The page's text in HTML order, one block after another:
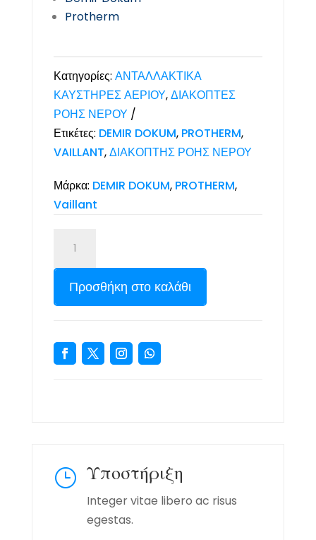
Protherm
Προσθήκη στο καλάθι
Κατηγορίες: ΑΝΤΑΛΛΑΚΤΙΚΑ
ΚΑΥΣΤΗΡΕΣ ΑΕΡΙΟΥ,ΔΙΑΚΟΠΤΕΣ
ΡΟΗΣ ΝΕΡΟΥ
Ετικέτες: DEMIR DOKUM, PROTHERM,
VAILLANT,ΔΙΑΚΟΠΤΗΣ ΡΟΗΣ ΝΕΡΟΥ
Μάρκα: DEMIR DOKUM, PROTHERM,
Vaillant
} Υποστήριξη
Integer vitae libero ac risus
egestas.